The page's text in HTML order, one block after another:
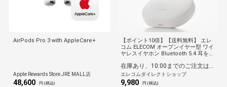
AirPods Pro 3 with AppleCare+
Apple Rewards Store JRE MALL店
48,600 円 (税込)
【ポイント10倍】【送料無料】 エレ
コム ELECOM オープンイヤー型 ワイ
ヤレスイヤホン Bluetooth 5.4 耳を
時間再生 マルチポイント接続 軽量設
計 AAC対応 ムーンホワイト
在庫あり、10:00までのご注文は最短即日発送
エレコムダイレクトショップ
9,980 円 (税込)